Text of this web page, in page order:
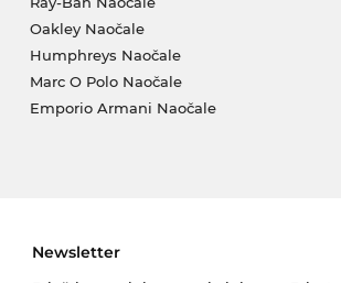
Oakley Naočale
Humphreys Naočale
Marc O Polo Naočale
Emporio Armani Naočale
Newsletter